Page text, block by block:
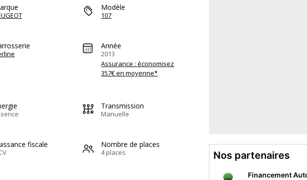
Modèle
107
Année
2013
Assurance : économisez
357€ en moyenne*
Transmission
Manuelle
fiscale Nombre de places
4 places Nos partenaires
Financement